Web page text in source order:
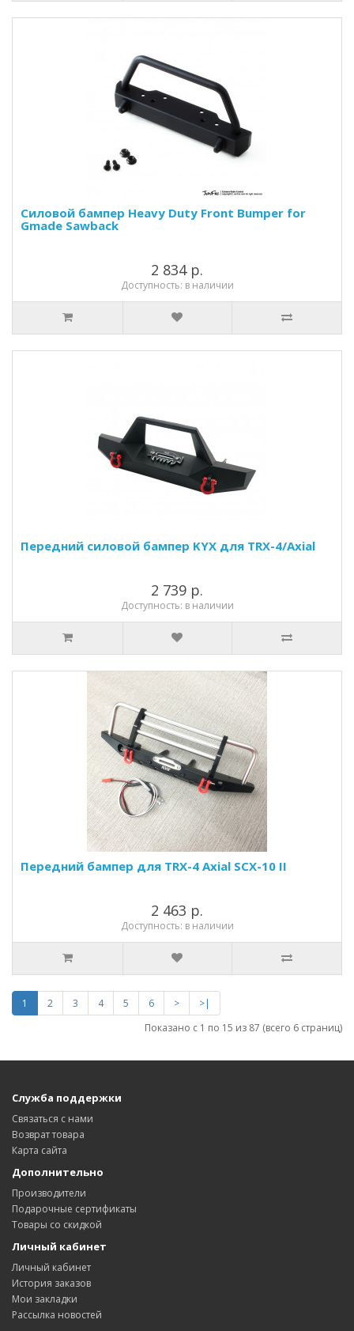
Силовой бампер Heavy Duty Front Bumper for
Gmade Sawback
2 834 р.
Доступность: в наличии
Передний силовой бампер KYX для TRX-4/Axial
2 739 р.
Доступность: в наличии
Передний бампер для TRX-4 Axial SCX-10 II
2 463 р.
Доступность: в наличии
1 2 3 4 5 6 >
>|
Показано с 1 по 15 из 87 (всего 6 страниц)
Служба поддержки
Связаться с нами
Возврат товара
Карта сайта
Дополнительно
Производители
Подарочные сертификаты
Товары со скидкой
Личный кабинет
Личный кабинет
История заказов
Мои закладки
Рассылка новостей